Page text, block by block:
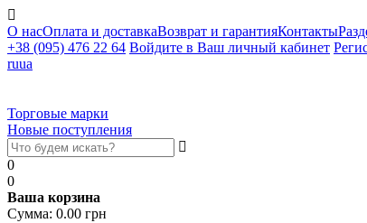
О насОплата и доставкаВозврат и гарантияКонтакты
+38 (095) 476 22 64 Войдите в Ваш личный кабинет
ruua
Торговые марки
Новые поступления
0
0
Ваша корзина
Сумма: 0.00 грн